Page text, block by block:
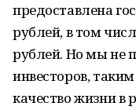
предоставлена
рублей, в том
рублей. Но мы не
инвесторов,
качество жизни в